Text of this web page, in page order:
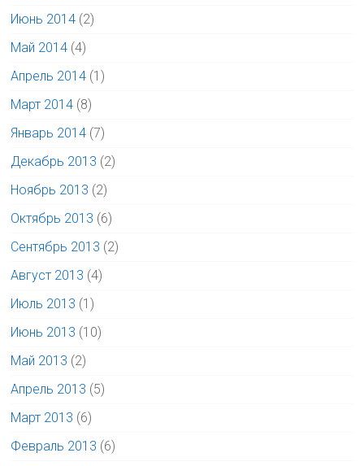
Июнь 2014 (2)
Май 2014 (4)
Апрель 2014 (1)
Март 2014 (8)
Январь 2014 (7)
Декабрь 2013 (2)
Ноябрь 2013 (2)
Октябрь 2013 (6)
Сентябрь 2013 (2)
Август 2013 (4)
Июль 2013 (1)
Июнь 2013 (10)
Май 2013 (2)
Апрель 2013 (5)
Март 2013 (6)
Февраль 2013 (6)